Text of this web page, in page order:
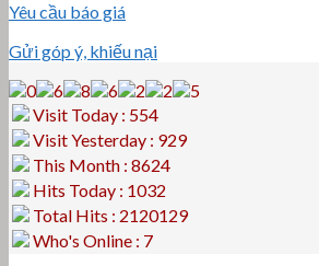
Yêu cầu báo giá
Gửi góp ý, khiếu nại
Visit Today : 554
Visit Yesterday : 929
This Month : 8624
Hits Today : 1032
Total Hits : 2120129
Who's Online : 7